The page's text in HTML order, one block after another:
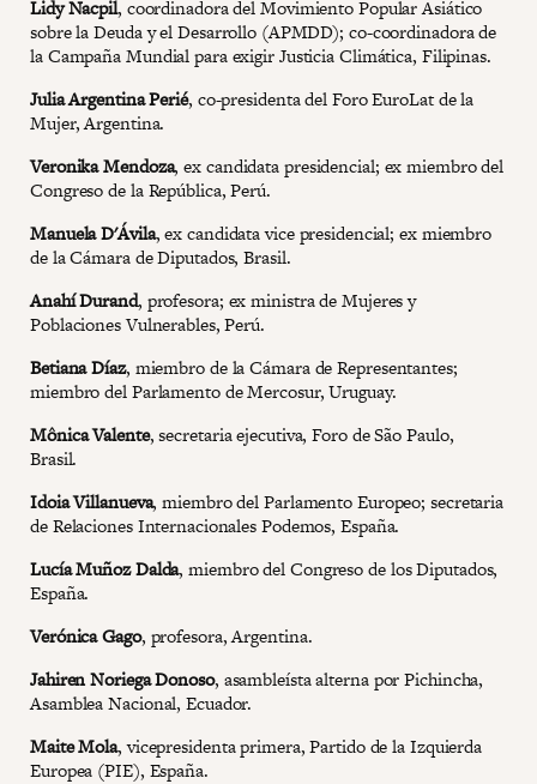
Lidy Nacpil, coordinadora del Movimiento Popular Asiático
sobre la Deuda y el Desarrollo (APMDD); co-coordinadora de
la Campaña Mundial para exigir Justicia Climática, Filipinas.
Julia Argentina Perié, co-presidenta del Foro EuroLat de la
Mujer, Argentina.
Veronika Mendoza, ex candidata presidencial; ex miembro del
Congreso de la República, Perú.
Manuela D'Ávila, ex candidata vice presidencial; ex miembro
de la Cámara de Diputados, Brasil.
Anahí Durand, profesora; ex ministra de Mujeres y
Poblaciones Vulnerables, Perú.
Betiana Díaz, miembro de la Cámara de Representantes;
miembro del Parlamento de Mercosur, Uruguay.
Mônica Valente, secretaria ejecutiva, Foro de São Paulo,
Brasil.
Idoia Villanueva, miembro del Parlamento Europeo; secretaria
de Relaciones Internacionales Podemos, España.
Lucía Muñoz Dalda, miembro del Congreso de los Diputados,
España.
Verónica Gago, profesora, Argentina.
Jahiren Noriega Donoso, asambleísta alterna por Pichincha,
Asamblea Nacional, Ecuador.
Maite Mola, vicepresidenta primera, Partido de la Izquierda
Europea (PIE), España.